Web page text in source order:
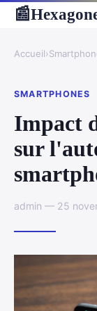
📰
Accueil›
SMARTPHONES
Impact
sur
admin — 25